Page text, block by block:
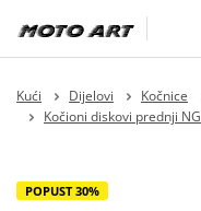
Kući Dijelovi Kočnice
Kočioni diskovi prednji NG
POPUST 30%